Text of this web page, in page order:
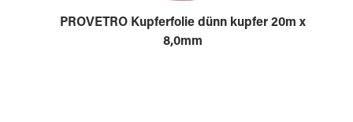
PROVETRO Kupferfolie dünn kupfer 20m x
8,0mm